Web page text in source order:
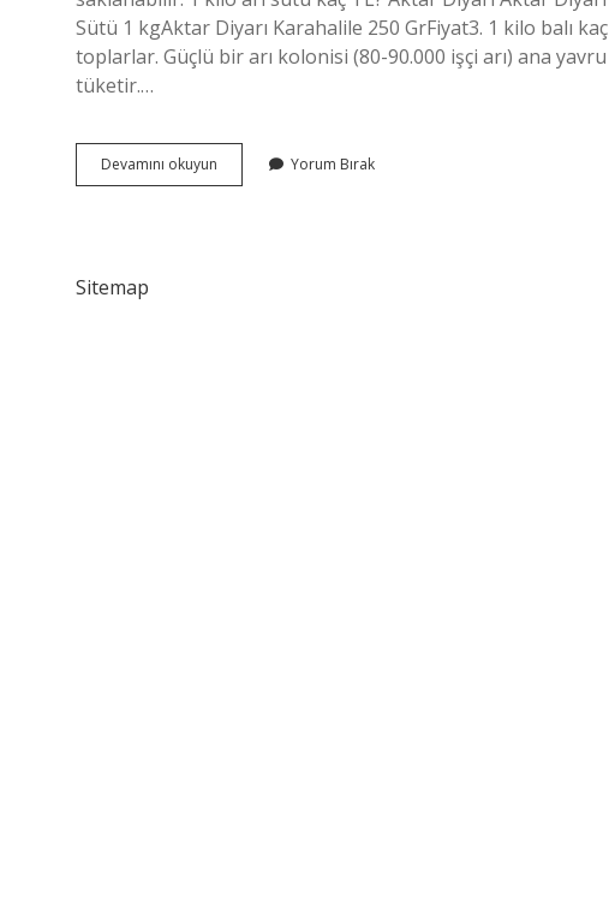
Sütü 1 kgAktar Diyarı Karahalile 250 GrFiyat3. 1 kilo balı
toplarlar. Güçlü bir arı kolonisi (80-90.000 işçi arı) ana
tüketir.…
Devamını okuyun
Kilo
Yorum Bırak
Sitemap